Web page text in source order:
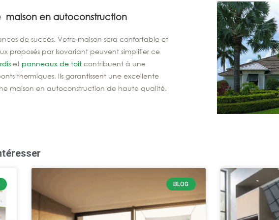
maison en autoconstruction
de succès. Votre maison sera confortable et
proposés par Isovariant peuvent simplifier ce
et panneaux de toit contribuent à une
thermiques. Ils garantissent une excellente
maison en autoconstruction de haute qualité.
BLOG